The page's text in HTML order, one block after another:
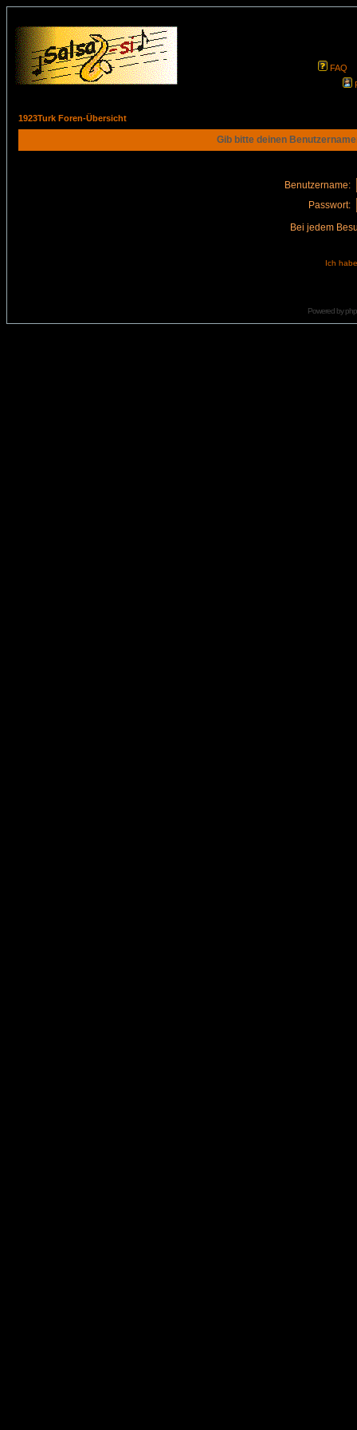
FAQ
1923Turk Foren-Übersicht
Gib bitte deinen
Benutzername:
Passwort:
Bei jedem
Ich
Powered by